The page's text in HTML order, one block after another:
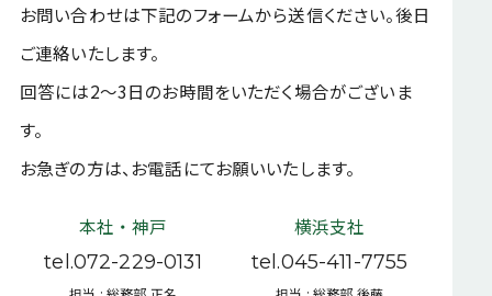
その他の業務
会社案内
経営理念
ISO9001認証取得・品質方針
SDGsへの取り組み
健康宣言
お問い合わせは下記のフォームから送信ください。後日
ご連絡いたします。
回答には2～3日のお時間をいただく場合がございま
す。
お急ぎの方は、お電話にてお願いいたします。
本社・神戸
tel.072-229-0131
横浜支社
tel.045-411-7755